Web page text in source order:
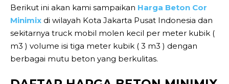
Berikut ini akan kami sampaikan Harga Beton Cor
Minimix di wilayah Kota Jakarta Pusat Indonesia dan
sekitarnya truck mobil molen kecil per meter kubik (
m3 ) volume isi tiga meter kubik ( 3 m3 ) dengan
berbagai mutu beton yang berkulitas.